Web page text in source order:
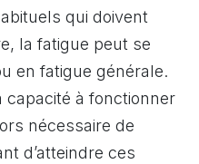
qui doivent
la fatigue peut se
en fatigue générale.
capacité à fonctionner
nécessaire de
d’atteindre ces